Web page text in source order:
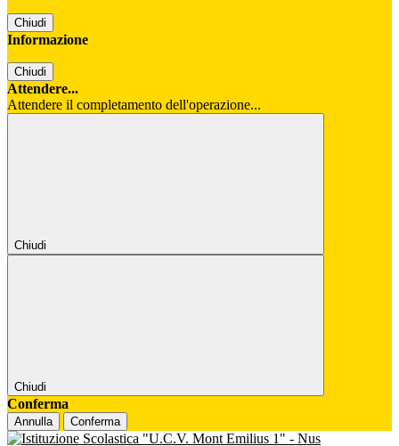
Chiudi
Informazione
Chiudi
Attendere...
Attendere il completamento dell'operazione...
Chiudi
Chiudi
Conferma
Annulla Conferma